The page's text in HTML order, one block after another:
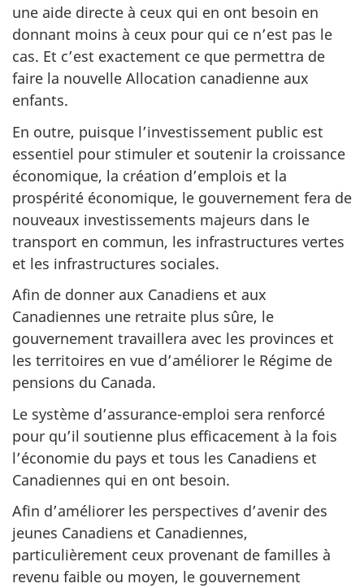
une aide directe à ceux qui en ont besoin en
donnant moins à ceux pour qui ce n’est pas le
cas. Et c’est exactement ce que permettra de
faire la nouvelle Allocation canadienne aux
enfants.
En outre, puisque l’investissement public est
essentiel pour stimuler et soutenir la croissance
économique, la création d’emplois et la
prospérité économique, le gouvernement fera de
nouveaux investissements majeurs dans le
transport en commun, les infrastructures vertes
et les infrastructures sociales.
Afin de donner aux Canadiens et aux
Canadiennes une retraite plus sûre, le
gouvernement travaillera avec les provinces et
les territoires en vue d’améliorer le Régime de
pensions du Canada.
Le système d’assurance-emploi sera renforcé
pour qu’il soutienne plus efficacement à la fois
l’économie du pays et tous les Canadiens et
Canadiennes qui en ont besoin.
Afin d’améliorer les perspectives d’avenir des
jeunes Canadiens et Canadiennes,
particulièrement ceux provenant de familles à
revenu faible ou moyen, le gouvernement